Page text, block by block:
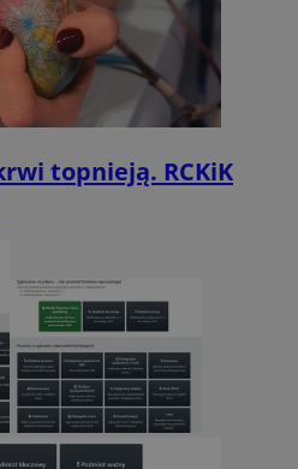
topnieją. RCKiK